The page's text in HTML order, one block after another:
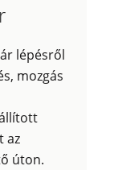
lépésről
mozgás
az
úton.